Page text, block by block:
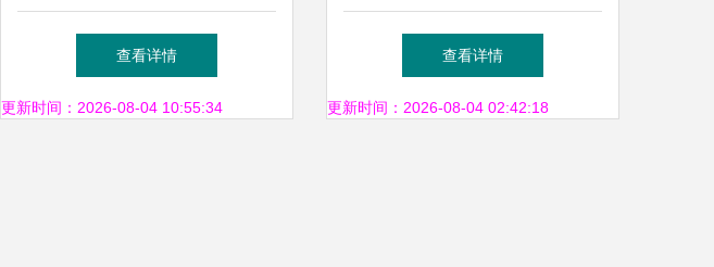
场实景到展会零售的视角
查看详情
更新时间：2026-08-04 10:55:34
视觉与风格的对话
查看详情
更新时间：2026-08-04 02:42:18